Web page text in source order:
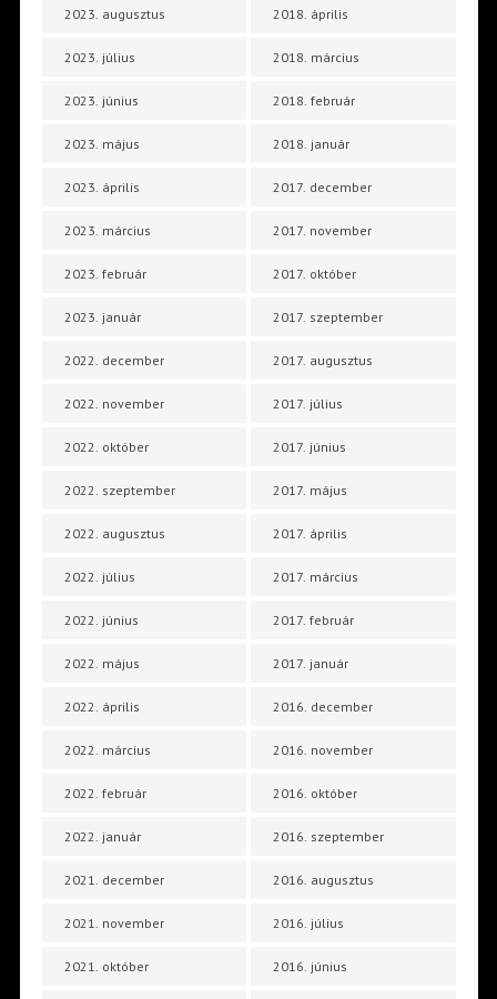
2023. augusztus
2023. július
2023. június
2023. május
2023. április
2023. március
2023. február
2023. január
2022. december
2022. november
2022. október
2022. szeptember
2022. augusztus
2022. július
2022. június
2022. május
2022. április
2022. március
2022. február
2022. január
2021. december
2021. november
2021. október
2018. április
2018. március
2018. február
2018. január
2017. december
2017. november
2017. október
2017. szeptember
2017. augusztus
2017. július
2017. június
2017. május
2017. április
2017. március
2017. február
2017. január
2016. december
2016. november
2016. október
2016. szeptember
2016. augusztus
2016. július
2016. június